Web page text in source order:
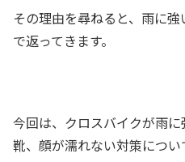
その理由を尋ねると、雨に
で返ってきます。
今回は、クロスバイクが雨
靴、顔が濡れない対策につい